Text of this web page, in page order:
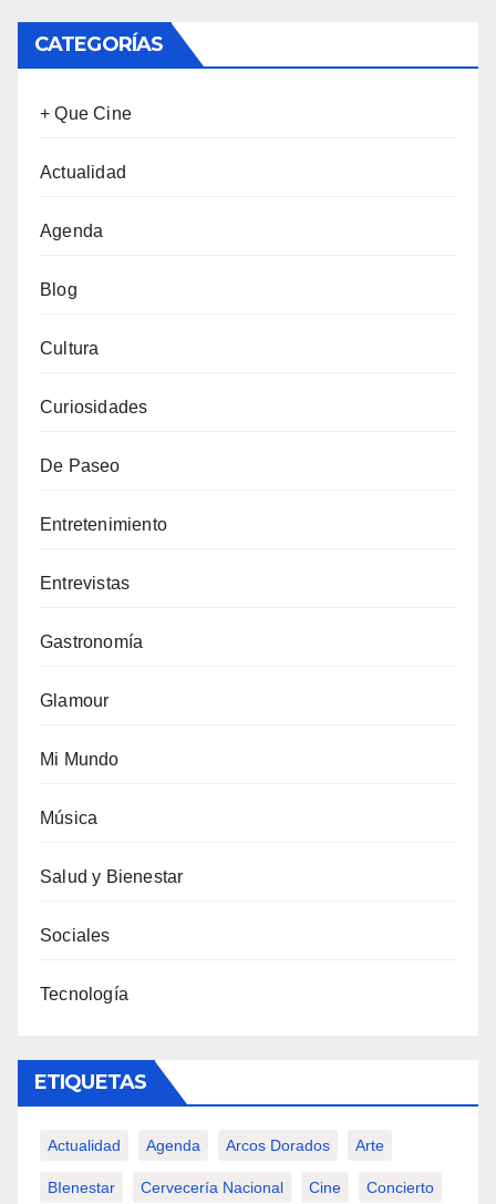
CATEGORÍAS
+ Que Cine
Actualidad
Agenda
Blog
Cultura
Curiosidades
De Paseo
Entretenimiento
Entrevistas
Gastronomía
Glamour
Mi Mundo
Música
Salud y Bienestar
Sociales
Tecnología
ETIQUETAS
Actualidad Agenda Arcos Dorados Arte
BIenestar Cervecería Nacional Cine Concierto